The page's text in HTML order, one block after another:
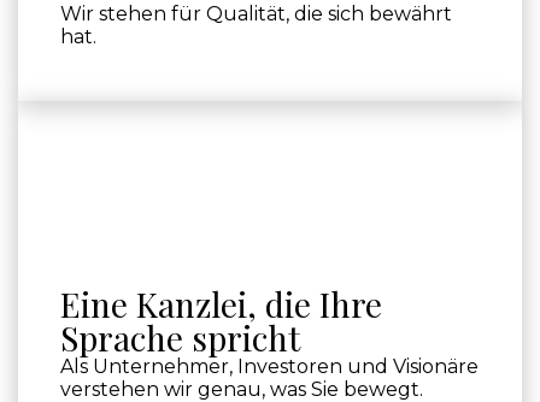
Wir stehen für Qualität, die sich bewährt
hat.
Eine Kanzlei, die Ihre
Sprache spricht
Als Unternehmer, Investoren und Visionäre
verstehen wir genau, was Sie bewegt.